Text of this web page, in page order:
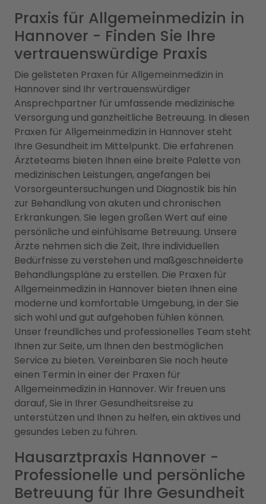
Praxis für Allgemeinmedizin in
Hannover - Finden Sie Ihre
vertrauenswürdige Praxis
Die gelisteten Praxen für Allgemeinmedizin in
Hannover sind Ihr vertrauenswürdiger
Ansprechpartner für umfassende medizinische
Versorgung und ganzheitliche Betreuung. In diesen
Praxen für Allgemeinmedizin in Hannover steht
Ihre Gesundheit im Mittelpunkt. Die erfahrenen
Ärzteteams bieten Ihnen eine breite Palette von
medizinischen Leistungen, angefangen bei
Vorsorgeuntersuchungen und Diagnostik bis hin
zur Behandlung von akuten und chronischen
Erkrankungen. Sie legen großen Wert auf eine
persönliche und einfühlsame Betreuung. Unsere
Ärzte nehmen sich die Zeit, Ihre individuellen
Bedürfnisse zu verstehen und maßgeschneiderte
Behandlungspläne zu erstellen. Die Praxen für
Allgemeinmedizin in Hannover bieten Ihnen eine
moderne und komfortable Umgebung, in der Sie
sich wohl und gut aufgehoben fühlen können.
Unser freundliches und professionelles Team steht
Ihnen zur Seite, um Ihnen den bestmöglichen
Service zu bieten. Vereinbaren Sie noch heute
einen Termin in einer der Praxen für
Allgemeinmedizin in Hannover. Wir freuen uns
darauf, Sie in Ihrer Gesundheitsreise zu
unterstützen und Ihnen zu helfen, ein aktives und
gesundes Leben zu führen.
Hausarztpraxis Hannover -
Professionelle und persönliche
Betreuung für Ihre Gesundheit